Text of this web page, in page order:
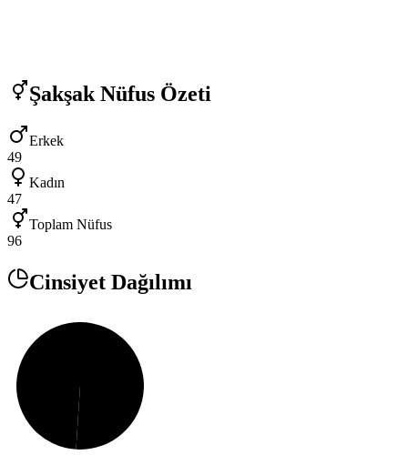
Şakşak Nüfus Özeti
Erkek
49
Kadın
47
Toplam Nüfus
96
Cinsiyet Dağılımı